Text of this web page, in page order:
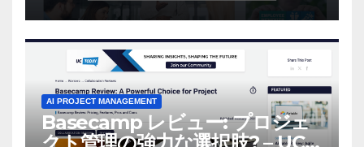
AI PROJECT MANAGEMENT
Basecamp レビュー: プロジェ
クト管理の強力な選択肢? – UC